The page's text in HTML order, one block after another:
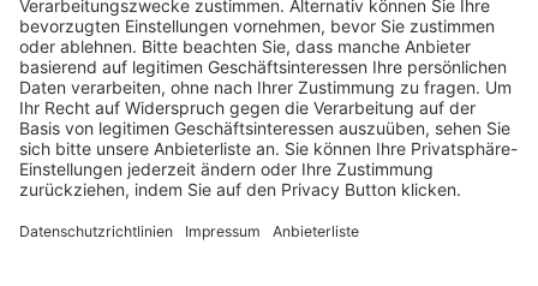
Schulungsangebot Vereinsmitarbeiter
BFV-Geschäftsstellen
Trainerbörse
Login SpielPlus
FOLGE DEM BFV